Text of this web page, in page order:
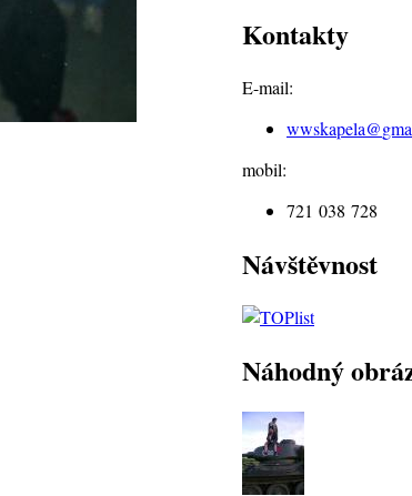
Kontakty
E-mail:
wwskapela@
mobil:
721 038 728
Návštěvnost
Náhodný